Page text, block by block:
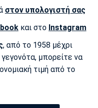
στον υπολογιστή σας
και στο Instagram
, από το 1958 μέχρι
μπορείτε να
τιμή από το